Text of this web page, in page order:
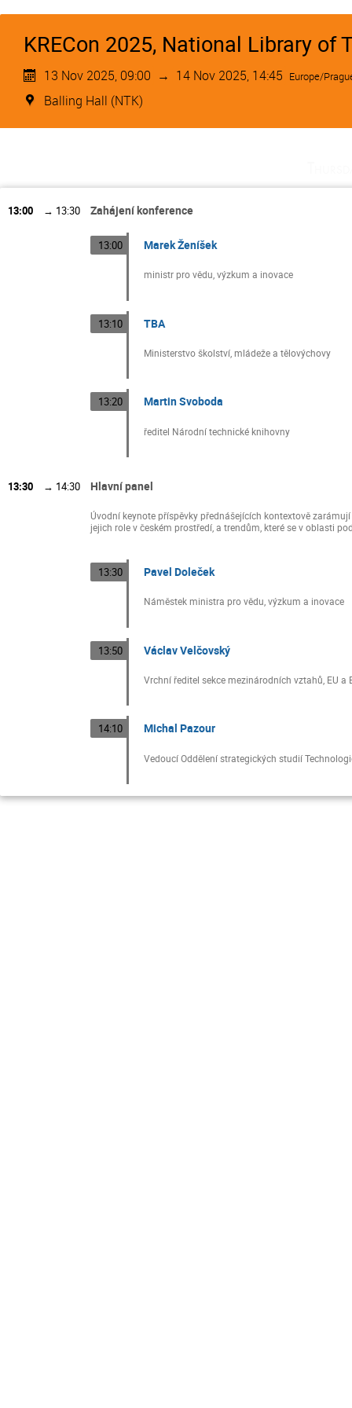
KRECon 2025, National Library
13 Nov 2025, 09:00 → 14 Nov 2025, 14:45 Europe/
Balling Hall (NTK)
13:00 → 13:30 Zahájení konference
13:00 Marek Ženíšek
ministr pro vědu, výzkum a inovace
13:10 TBA
Ministerstvo školství, mládeže a tělovýchovy
13:20 Martin Svoboda
ředitel Národní technické knihovny
13:30 → 14:30 Hlavní panel
Úvodní keynote příspěvky přednášejících kontextově
jejich role v českém prostředí, a trendům, které se v oblasti
13:30 Pavel Doleček
Náměstek ministra pro vědu, výzkum a inovace
13:50 Václav Velčovský
Vrchní ředitel sekce mezinárodních vztahů, EU a
14:10 Michal Pazour
Vedoucí Oddělení strategických studií